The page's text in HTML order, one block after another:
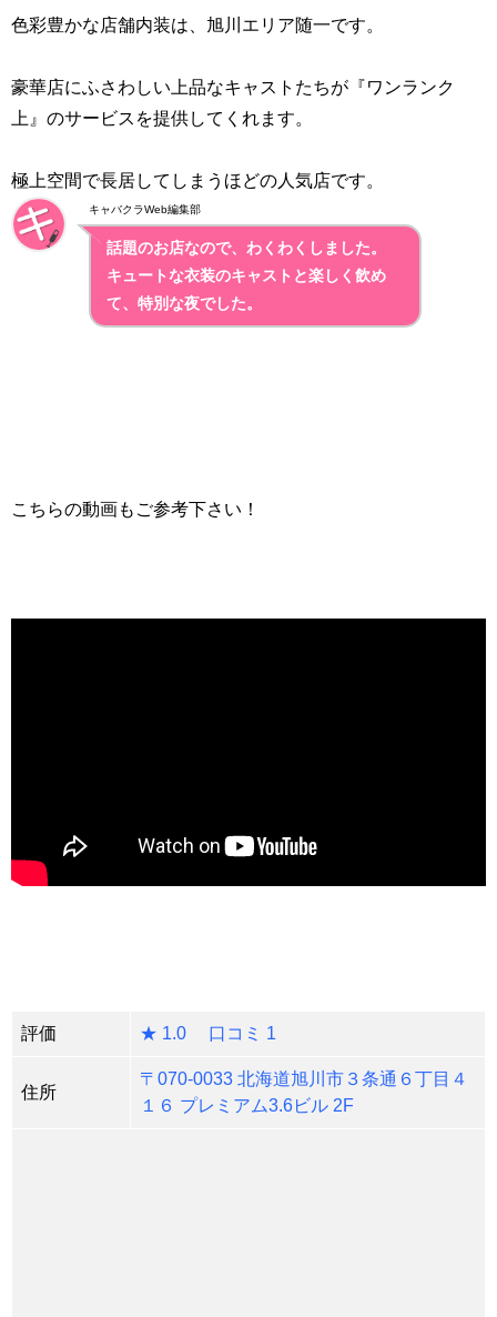
色彩豊かな店舗内装は、旭川エリア随一です。
豪華店にふさわしい上品なキャストたちが『ワンランク
上』のサービスを提供してくれます。
極上空間で長居してしまうほどの人気店です。
キャバクラWeb編集部
話題のお店なので、わくわくしました。
キュートな衣装のキャストと楽しく飲め
て、特別な夜でした。
こちらの動画もご参考下さい！
評価 ★ 1.0 口コミ 1
住所
〒070-0033 北海道旭川市３条通６丁目４
１６ プレミアム3.6ビル 2F